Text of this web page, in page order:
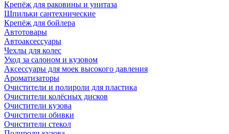
Крепёж для раковины и унитаза
Шпильки сантехнические
Крепёж для бойлера
Автотовары
Автоаксессуары
Чехлы для колес
Уход за салоном и кузовом
Аксессуары для моек высокого давления
Ароматизаторы
Очистители и полироли для пластика
Очистители колёсных дисков
Очистители кузова
Очистители обивки
Очистители стекол